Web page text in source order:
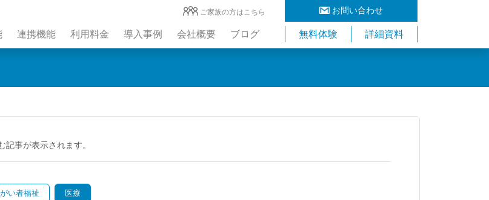
お問い合わせ
ご家族の方はこちら
連携機能 利用料金 導入事例 会社概要 ブログ 無料体験 詳細資料
事が表示されます。
い者福祉 医療